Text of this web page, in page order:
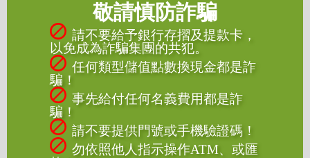
敬請慎防詐騙
請不要給予銀行存摺及提款卡，
以免成為詐騙集團的共犯。
任何類型儲值點數換現金都是詐
騙！
事先給付任何名義費用都是詐
騙！
請不要提供門號或手機驗證碼！
勿依照他人指示操作ATM、或匯